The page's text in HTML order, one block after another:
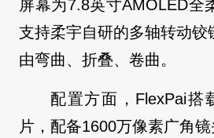
屏幕为7.8英寸AMOLED全
支持柔宇自研的多轴转动铰
由弯曲、折叠、卷曲。
配置方面，FlexPai搭
片，配备1600万像素广角